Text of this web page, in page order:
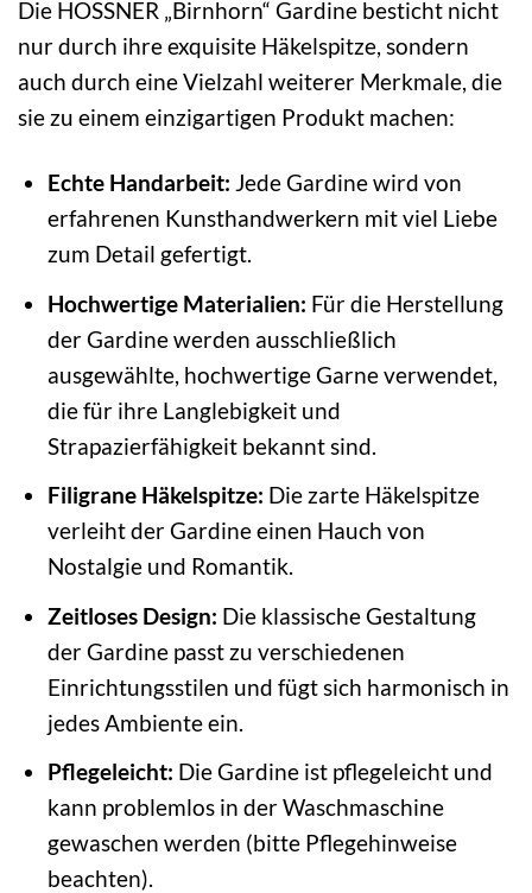
Die HOSSNER „Birnhorn“ Gardine besticht nicht
nur durch ihre exquisite Häkelspitze, sondern
auch durch eine Vielzahl weiterer Merkmale, die
sie zu einem einzigartigen Produkt machen:
Echte Handarbeit: Jede Gardine wird von
erfahrenen Kunsthandwerkern mit viel Liebe
zum Detail gefertigt.
Hochwertige Materialien: Für die Herstellung
der Gardine werden ausschließlich
ausgewählte, hochwertige Garne verwendet,
die für ihre Langlebigkeit und
Strapazierfähigkeit bekannt sind.
Filigrane Häkelspitze: Die zarte Häkelspitze
verleiht der Gardine einen Hauch von
Nostalgie und Romantik.
Zeitloses Design: Die klassische Gestaltung
der Gardine passt zu verschiedenen
Einrichtungsstilen und fügt sich harmonisch in
jedes Ambiente ein.
Pflegeleicht: Die Gardine ist pflegeleicht und
kann problemlos in der Waschmaschine
gewaschen werden (bitte Pflegehinweise
beachten).